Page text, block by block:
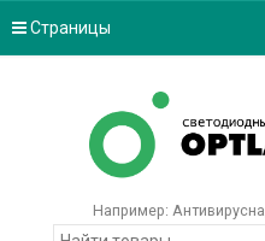
Страницы
Например: Антивирусна